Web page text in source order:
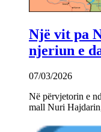
Një vit pa
njeriun e
07/03/2026
Në përvjetorin e
mall Nuri